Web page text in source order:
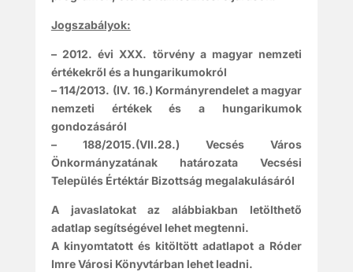
Jogszabályok:
– 2012. évi XXX. törvény a magyar nemzeti
értékekről és a hungarikumokról
– 114/2013. (IV. 16.) Kormányrendelet a magyar
nemzeti értékek és a hungarikumok
gondozásáról
– 188/2015.(VII.28.) Vecsés Város
Önkormányzatának határozata Vecsési
Település Értéktár Bizottság megalakulásáról
A javaslatokat az alábbiakban letölthető
adatlap segítségével lehet megtenni.
A kinyomtatott és kitöltött adatlapot a Róder
Imre Városi Könyvtárban lehet leadni.